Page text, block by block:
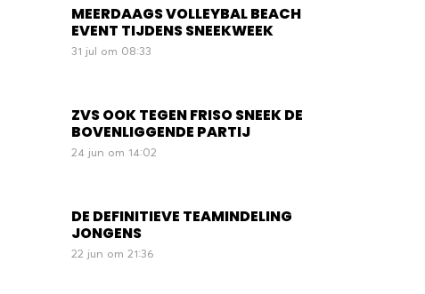
MEERDAAGS VOLLEYBAL BEACH
EVENT TIJDENS SNEEKWEEK
31 jul om 08:33
ZVS OOK TEGEN FRISO SNEEK DE
BOVENLIGGENDE PARTIJ
24 jun om 14:02
DE DEFINITIEVE TEAMINDELING
JONGENS
22 jun om 21:36